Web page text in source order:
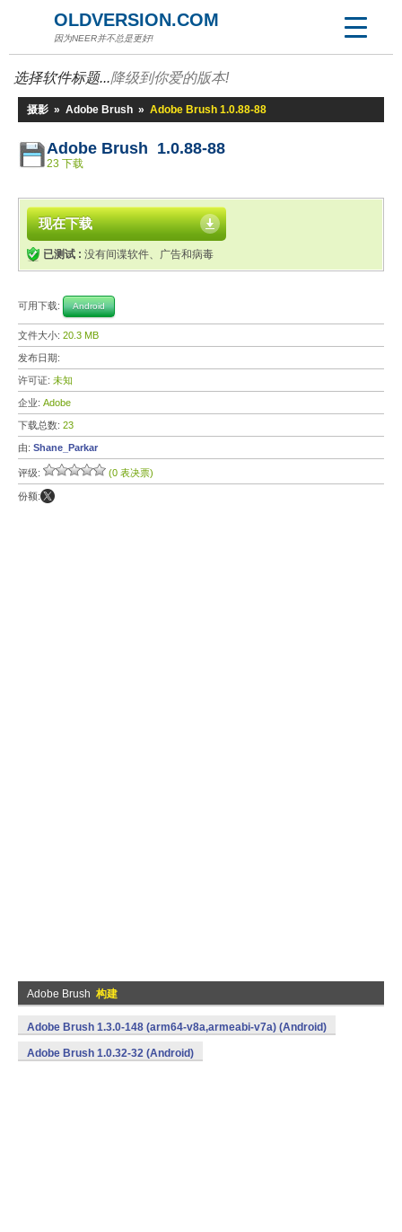
OLDVERSION.COM
因为NEER并不总是更好!
选择软件标题...降级到你爱的版本!
摄影 » Adobe Brush » Adobe Brush 1.0.88-88
Adobe Brush 1.0.88-88
23 下载
现在下载
已测试 : 没有间谍软件、广告和病毒
可用下载: Android
文件大小: 20.3 MB
发布日期:
许可证: 未知
企业: Adobe
下载总数: 23
由: Shane_Parkar
评级: (0 表决票)
份额:
Adobe Brush 构建
Adobe Brush 1.3.0-148 (arm64-v8a,armeabi-v7a) (Android)
Adobe Brush 1.0.32-32 (Android)